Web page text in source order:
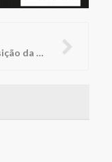
Artesanato e Pintura é a nova Exposição da Biblioteca FUNEPE